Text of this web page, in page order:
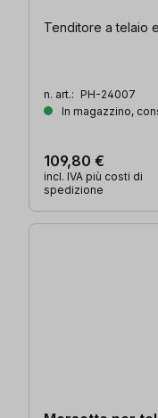
Tenditore a telaio
n. art.: PH-24007
In magazzino,
109,80 €
incl. IVA più costi di
spedizione